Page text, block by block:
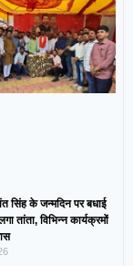
सिंह के जन्मदिन पर बधाई
तांता, विभिन्न कार्यक्रमों